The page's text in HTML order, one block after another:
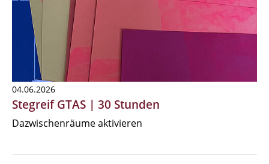
04.06.2026
Stegreif GTAS | 30 Stunden
Dazwischenräume aktivieren